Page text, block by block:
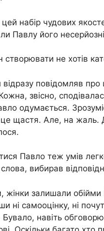
набір чудових
Павлу його
створювати не хотів
відразу повідомляв
звісно,
одумається.
щастя. Але, на жаль.
Павло теж умів
слова, вибирав
жінки залишали
ні самооцінку, ні
Бувало, навіть